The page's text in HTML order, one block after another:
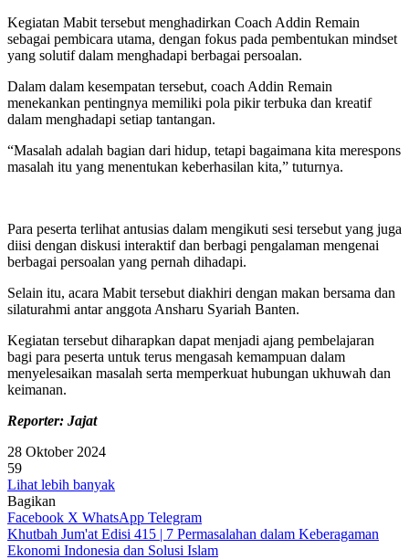
Kegiatan Mabit tersebut menghadirkan Coach Addin Remain
sebagai pembicara utama, dengan fokus pada pembentukan mindset
yang solutif dalam menghadapi berbagai persoalan.
Dalam dalam kesempatan tersebut, coach Addin Remain
menekankan pentingnya memiliki pola pikir terbuka dan kreatif
dalam menghadapi setiap tantangan.
“Masalah adalah bagian dari hidup, tetapi bagaimana kita merespons
masalah itu yang menentukan keberhasilan kita,” tuturnya.
Para peserta terlihat antusias dalam mengikuti sesi tersebut yang juga
diisi dengan diskusi interaktif dan berbagi pengalaman mengenai
berbagai persoalan yang pernah dihadapi.
Selain itu, acara Mabit tersebut diakhiri dengan makan bersama dan
silaturahmi antar anggota Ansharu Syariah Banten.
Kegiatan tersebut diharapkan dapat menjadi ajang pembelajaran
bagi para peserta untuk terus mengasah kemampuan dalam
menyelesaikan masalah serta memperkuat hubungan ukhuwah dan
keimanan.
Reporter: Jajat
28 Oktober 2024
59
Lihat lebih banyak
Bagikan
Facebook X WhatsApp Telegram
Khutbah Jum'at Edisi 415 | 7 Permasalahan dalam Keberagaman
Ekonomi Indonesia dan Solusi Islam